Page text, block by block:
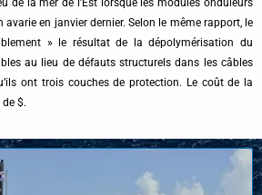
de la mer de l’Est lorsque les modules onduleurs
en janvier dernier. Selon le même rapport, le
» le résultat de la dépolymérisation du
au lieu de défauts structurels dans les câbles
ont trois couches de protection. Le coût de la
$.